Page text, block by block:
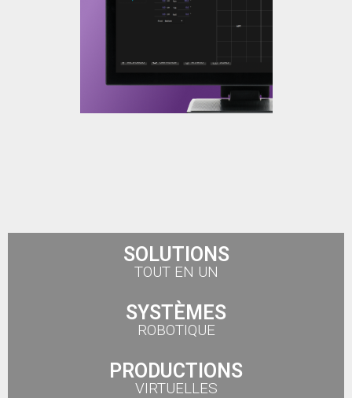
SOLUTIONS
TOUT EN UN
SYSTÈMES
ROBOTIQUE
PRODUCTIONS
VIRTUELLES